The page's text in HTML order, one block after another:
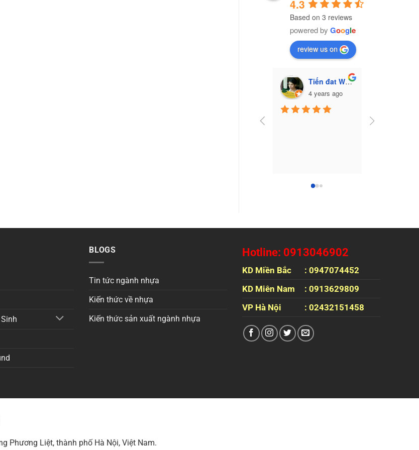
4.3
Based on 3 reviews
powered by Google
review us on
Tiến đat Wasabi (Cú mèo)
4 years ago
Công ty
BLOGS
Tin tức ngành nhựa
Kiến thức về nhựa
Kiến thức sản xuất ngành nhựa
Hotline: 0913046902
KD Miền Bắc
: 0947074452
KD Miên Nam
: 0913629809
VP Hà Nội
: 02432151458
Phương Liệt, thành phố Hà Nội, Việt Nam.